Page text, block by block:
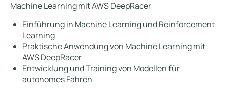
Machine Learning mit AWS DeepRacer
Einführung in Machine Learning und Reinforcement
Learning
Praktische Anwendung von Machine Learning mit
AWS DeepRacer
Entwicklung und Training von Modellen für
autonomes Fahren